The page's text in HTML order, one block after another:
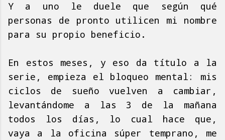
Y a uno le duele que según qué
personas de pronto utilicen mi nombre
para su propio beneficio.
En estos meses, y eso da título a la
serie, empieza el bloqueo mental: mis
ciclos de sueño vuelven a cambiar,
levantándome a las 3 de la mañana
todos los días, lo cual hace que,
vaya a la oficina súper temprano, me